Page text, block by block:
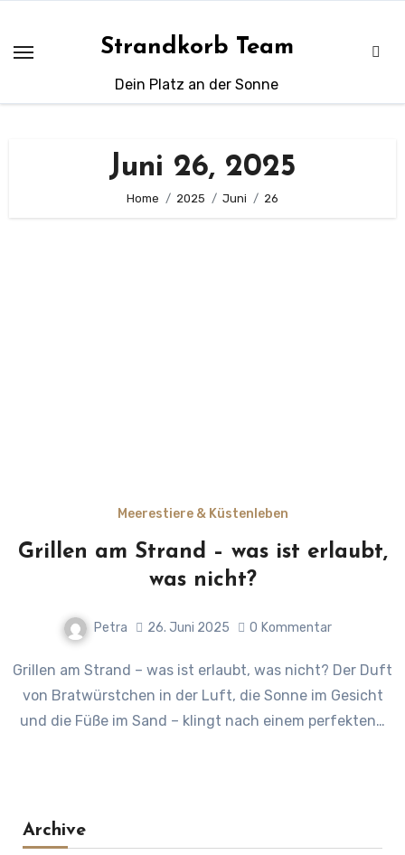
springen
Strandkorb Team
Dein Platz an der Sonne
Juni 26, 2025
Home 2025 Juni 26
Meerestiere & Küstenleben
Grillen am Strand – was ist erlaubt,
was nicht?
Petra 26. Juni 2025 0 Kommentar
Grillen am Strand – was ist erlaubt, was nicht? Der Duft
von Bratwürstchen in der Luft, die Sonne im Gesicht
und die Füße im Sand – klingt nach einem perfekten…
Archive